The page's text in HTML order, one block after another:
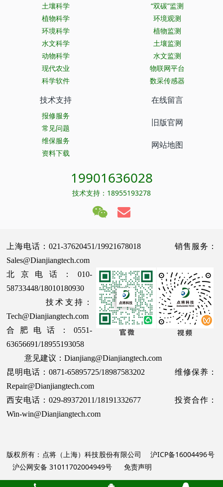
土壤科学
植物科学
环境科学
水文科学
动物科学
现代农业
科学软件
“双碳”监测
环境观测
植物监测
土壤监测
水文监测
物联网平台
数采传感器
技术支持
报修服务
常见问题
维保服务
资料下载
在线留言
旧版官网
网站地图
19901636028
技术支持：18955193278
上海电话：021-37620451/19921678018 销售服务：
Sales@Dianjiangtech.com
北京电话：010-
58733448/18010180930
技术支持：
Tech@Dianjiangtech.com
合肥电话：0551-
63656691/18955193058
意见建议：Dianjiang@Dianjiangtech.com
昆明电话：0871-65895725/18987583202 维修保养：
Repair@Dianjiangtech.com
西安电话：029-89372011/18191332677 投资合作：
Win-win@Dianjiangtech.com
版权所有：点将（上海）科技股份有限公司 沪ICP备16004496号
沪公网安备 31011702004949号
免责声明